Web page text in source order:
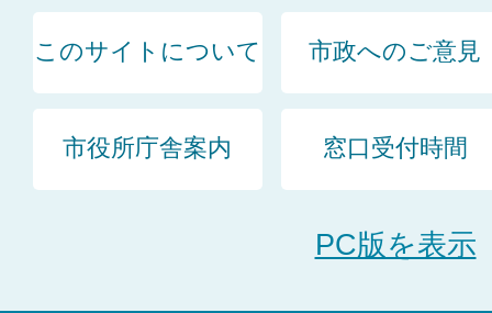
このサイトについて 市政へのご意見
市役所庁舎案内 窓口受付時間
PC版を表示